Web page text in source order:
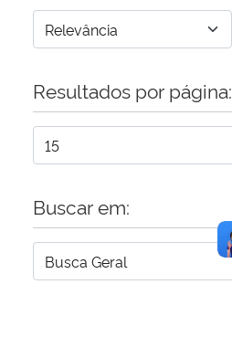
Advocacia-Geral da União
Banco Central do Brasil
Resultados por página:
Buscar em: